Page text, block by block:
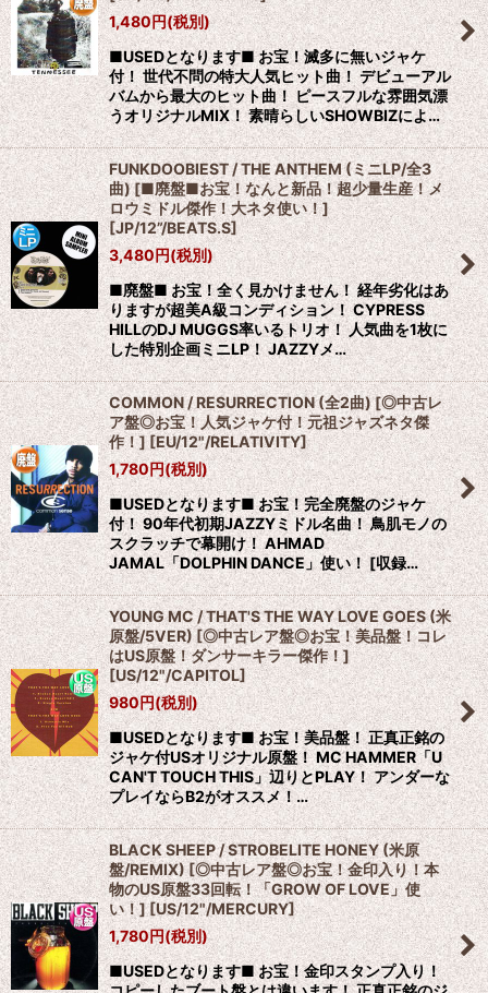
1,480円(税別)
■USEDとなります■ お宝！滅多に無いジャケ
付！ 世代不問の特大人気ヒット曲！ デビューアル
バムから最大のヒット曲！ ピースフルな雰囲気漂
うオリジナルMIX！ 素晴らしいSHOWBIZによ…
FUNKDOOBIEST / THE ANTHEM (ミニLP/全3
曲) [■廃盤■お宝！なんと新品！超少量生産！メ
ロウミドル傑作！大ネタ使い！]
[JP/12”/BEATS.S]
3,480円(税別)
■廃盤■ お宝！全く見かけません！ 経年劣化はあ
りますが超美A級コンディション！ CYPRESS
HILLのDJ MUGGS率いるトリオ！ 人気曲を1枚に
した特別企画ミニLP！ JAZZYメ…
COMMON / RESURRECTION (全2曲) [◎中古レ
ア盤◎お宝！人気ジャケ付！元祖ジャズネタ傑
作！] [EU/12"/RELATIVITY]
1,780円(税別)
■USEDとなります■ お宝！完全廃盤のジャケ
付！ 90年代初期JAZZYミドル名曲！ 鳥肌モノの
スクラッチで幕開け！ AHMAD
JAMAL「DOLPHIN DANCE」使い！ [収録…
YOUNG MC / THAT'S THE WAY LOVE GOES (米
原盤/5VER) [◎中古レア盤◎お宝！美品盤！コレ
はUS原盤！ダンサーキラー傑作！]
[US/12"/CAPITOL]
980円(税別)
■USEDとなります■ お宝！美品盤！ 正真正銘の
ジャケ付USオリジナル原盤！ MC HAMMER「U
CAN'T TOUCH THIS」辺りとPLAY！ アンダーな
プレイならB2がオススメ！…
BLACK SHEEP / STROBELITE HONEY (米原
盤/REMIX) [◎中古レア盤◎お宝！金印入り！本
物のUS原盤33回転！「GROW OF LOVE」使
い！][US/12"/MERCURY]
1,780円(税別)
■USEDとなります■ お宝！金印スタンプ入り！